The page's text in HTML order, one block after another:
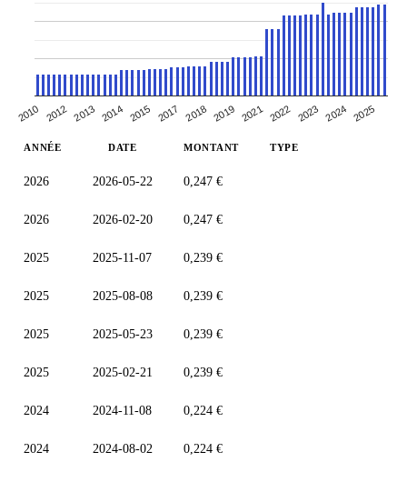
2010 2012 2013 2014 2015 2017 2018 2019 2021 2022 2023 2024 2025
ANNÉE DATE MONTANT TYPE
2026 2026-05-22 0,247 €
2026 2026-02-20 0,247 €
2025 2025-11-07 0,239 €
2025 2025-08-08 0,239 €
2025 2025-05-23 0,239 €
2025 2025-02-21 0,239 €
2024 2024-11-08 0,224 €
2024 2024-08-02 0,224 €